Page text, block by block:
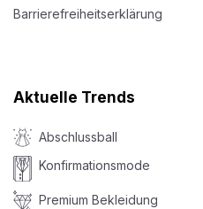
Barrierefreiheitserklärung
Aktuelle Trends
Abschlussball
Konfirmationsmode
Premium Bekleidung